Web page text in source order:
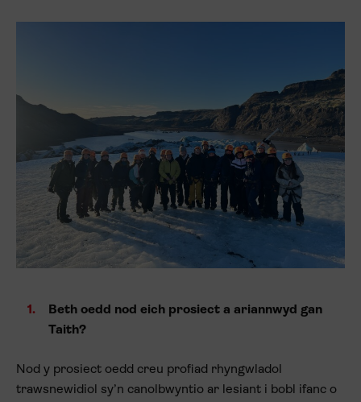
Beth oedd nod eich prosiect a ariannwyd gan
Taith?
Nod y prosiect oedd creu profiad rhyngwladol
trawsnewidiol sy’n canolbwyntio ar lesiant i bobl ifanc o